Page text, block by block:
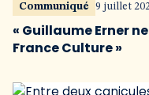
Communiqué 9 juillet
« Guillaume Erner
France Culture »